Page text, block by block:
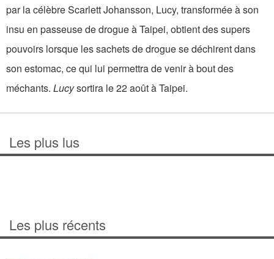
par la célèbre Scarlett Johansson, Lucy, transformée à son
insu en passeuse de drogue à Taipei, obtient des supers
pouvoirs lorsque les sachets de drogue se déchirent dans
son estomac, ce qui lui permettra de venir à bout des
méchants. Lucysortira le 22 août à Taipei.
Les plus lus
Les plus récents